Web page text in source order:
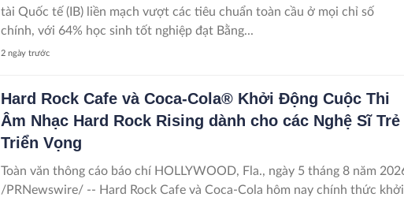
tài Quốc tế (IB) liền mạch vượt các tiêu chuẩn toàn cầu ở mọi chỉ số
chính, với 64% học sinh tốt nghiệp đạt Bằng...
2 ngày trước
Hard Rock Cafe và Coca-Cola® Khởi Động Cuộc Thi
Âm Nhạc Hard Rock Rising dành cho các Nghệ Sĩ Trẻ
Triển Vọng
Toàn văn thông cáo báo chí HOLLYWOOD, Fla., ngày 5 tháng 8 năm 2026
/PRNewswire/ -- Hard Rock Cafe và Coca‑Cola hôm nay chính thức khởi